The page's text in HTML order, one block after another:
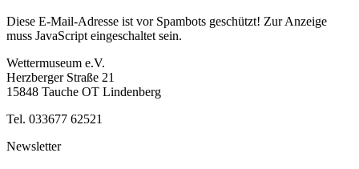
Diese E-Mail-Adresse ist vor Spambots geschützt! Zur Anzeige
muss JavaScript eingeschaltet sein.
Wettermuseum e.V.
Herzberger Straße 21
15848 Tauche OT Lindenberg
Tel. 033677 62521
Newsletter